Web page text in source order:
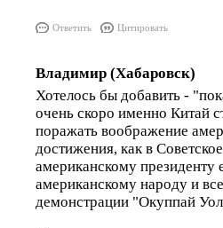
Ответить Цитировать
Владимир (Хабаровск)
Хотелось бы добавить -
очень скоро именно Китай
поражать воображение
достижения, как в
американскому президенту
американскому народу и
демонстрации "Окуппай